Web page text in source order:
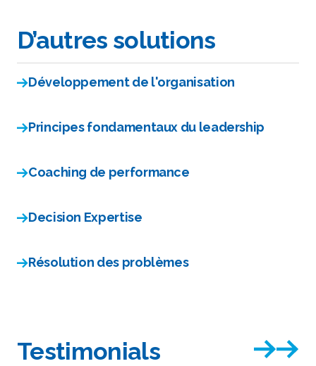
D’autres solutions
Développement de l'organisation
Principes fondamentaux du leadership
Coaching de performance
Decision Expertise
Résolution des problèmes
Testimonials